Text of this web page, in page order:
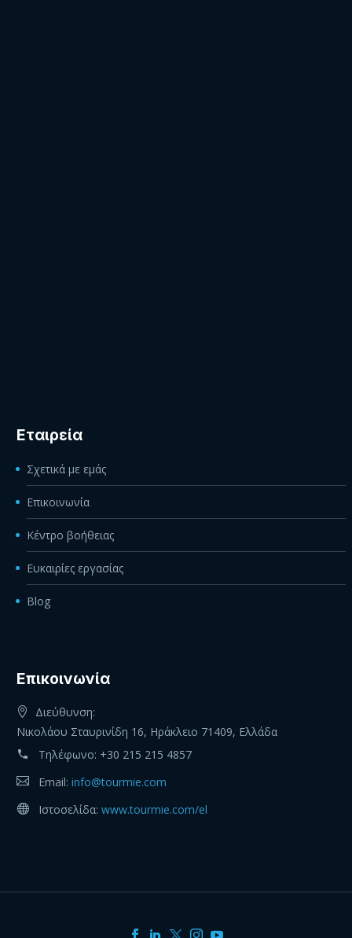
Εταιρεία
Σχετικά με εμάς
Επικοινωνία
Κέντρο βοήθειας
Ευκαιρίες εργασίας
Blog
Eπικοινωνία
Διεύθυνση:
Νικολάου Σταυρινίδη 16, Ηράκλειο 71409, Ελλάδα
Τηλέφωνο: +30 215 215 4857
Email: info@tourmie.com
Ιστοσελίδα: www.tourmie.com/el